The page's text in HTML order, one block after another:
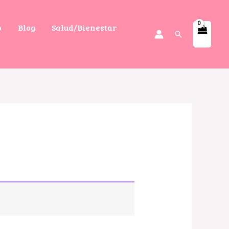
Blog
Salud/Bienestar
Buscar